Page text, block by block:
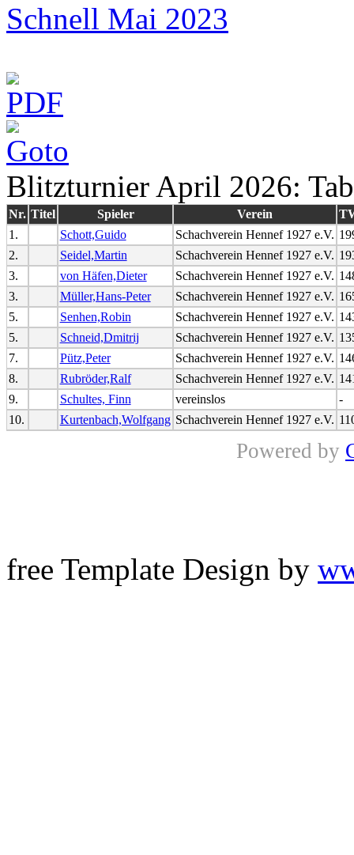
Schnell Mai 2023
Blitzturnier April 2026:
Nr. Titel Spieler Verein
1.
Schott,Guido Schachverein Hennef 1927 e.V.
2.
Seidel,Martin Schachverein Hennef 1927 e.V.
3.
von Häfen,Dieter Schachverein Hennef 1927 e.V.
3.
Müller,Hans-Peter Schachverein Hennef 1927 e.V.
5.
Senhen,Robin Schachverein Hennef 1927 e.V.
5.
Schneid,Dmitrij Schachverein Hennef 1927 e.V.
7.
Pütz,Peter Schachverein Hennef 1927 e.V.
8.
Rubröder,Ralf Schachverein Hennef 1927 e.V.
9.
Schultes, Finn vereinslos
-
10.
Kurtenbach,Wolfgang Schachverein Hennef 1927 e.V.
Powered by
free Template Design by